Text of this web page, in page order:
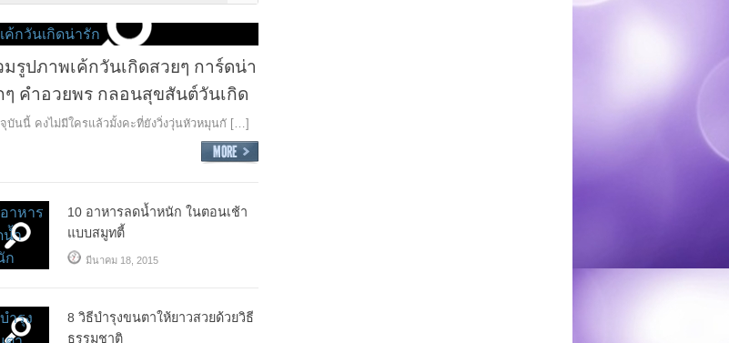
มรูปภาพเค้กวันเกิดสวยๆ การ์ดน่า
ๆ คำอวยพร กลอนสุขสันต์วันเกิด
บันนี้ คงไม่มีใครแล้วมั้งคะที่ยังวิ่งวุ่นหัวหมุนกั […]
10 อาหารลดน้ำหนัก ในตอนเช้า
แบบสมูทตี้
มีนาคม 18, 2015
8 วิธีบำรุงขนตาให้ยาวสวยด้วยวิธี
ธรรมชาติ